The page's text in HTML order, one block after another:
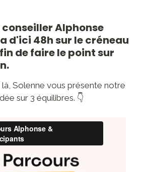
conseiller Alphonse
d'ici 48h sur le créneau
de faire le point sur
Solenne vous présente notre
sur 3 équilibres. 👇